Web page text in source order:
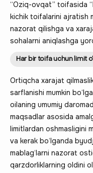
“Oziq-ovqat” toifasida
kichik toifalarini ajratish
nazorat qilishga va
sohalarni aniqlashga
Har bir toifa uchun limit
Ortiqcha xarajat
sarflanishi mumkin
oilaning umumiy
maqsadlar asosida
limitlardan oshmasligini
va kerak bo‘lganda
mablag‘larni nazorat
qarzdorliklarning oldini